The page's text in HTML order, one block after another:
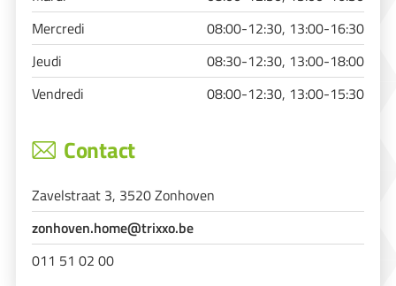
Mercredi
08:00-12:30, 13:00-16:30
Jeudi
08:30-12:30, 13:00-18:00
Vendredi
08:00-12:30, 13:00-15:30
Contact
Zavelstraat 3, 3520 Zonhoven
zonhoven.home@trixxo.be
011 51 02 00